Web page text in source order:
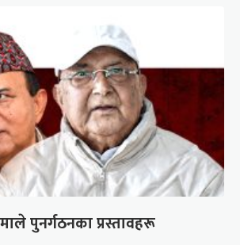
पुनर्गठनका प्रस्तावहरू